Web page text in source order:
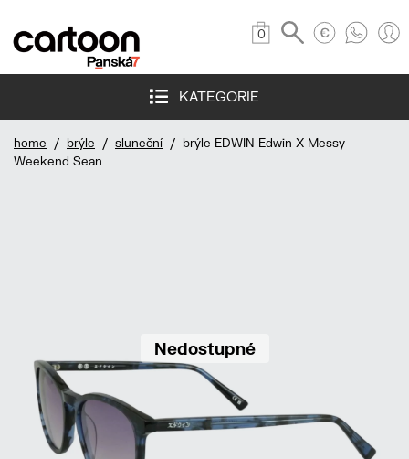
0
KATEGORIE
home / brýle / sluneční / brýle EDWIN Edwin X Messy
Weekend Sean
Nedostupné